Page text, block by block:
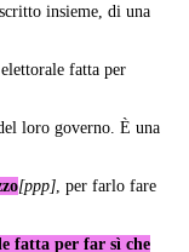
insieme, di una
fatta per
loro governo. È una
[ppp], per farlo fare
fatta per far sì che